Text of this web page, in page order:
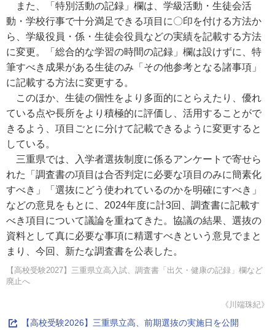
また、「特別活動の記録」欄は、学級活動・生徒会活
動・学校行事で十分満足できる項目に〇印を付ける方法か
ら、学級役員・係・生徒会役員などの実績を記載する方法
に変更。「総合的な学習の時間の記録」欄は設けずに、特
筆すべき成果がある生徒のみ「その他参考となる諸事項」
に記載する方法に変更する。
このほか、生徒の個性をより多面的にとらえたり、優れ
ている点や長所をより積極的に評価し、活用することがで
きるよう、項目ごとに分けて記載できるように変更すると
している。
三重県では、入学者選抜制度に係るアンケートで寄せら
れた「調査書の項目は合否判定に必要な項目のみに簡素化
すべき」「選抜にどう使われているのかを明確にすべき」
などの意見をもとに、2024年度に計3回、調査書に記載す
べき項目について議論を重ねてきた。協議の結果、選抜の
資料として真に必要な事項に精選すべきという意見でまと
まり、今回、新たな調査書を公表した。
【高校受験2027】三重県立高入試、調査書「出欠・健康の記録」欄など
廃止へ
《川端珠紀》
【高校受験2026】三重県立高、前期選抜の実施日を公開